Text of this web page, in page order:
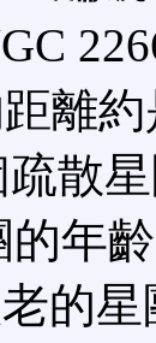
離
疏散
的年
的